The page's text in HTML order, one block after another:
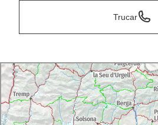
Trucar